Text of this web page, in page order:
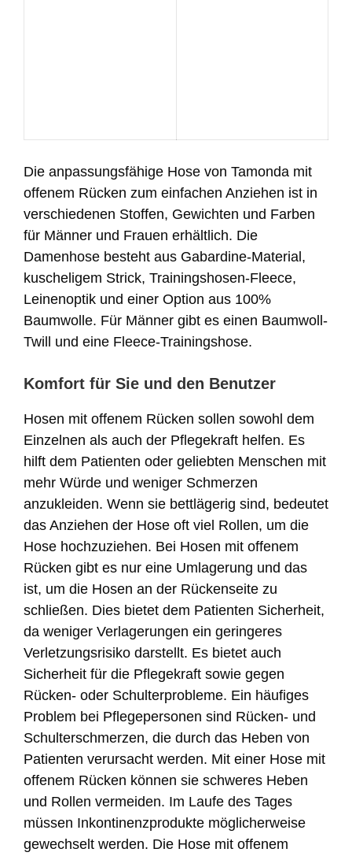
Die anpassungsfähige Hose von Tamonda mit
offenem Rücken zum einfachen Anziehen ist in
verschiedenen Stoffen, Gewichten und Farben
für Männer und Frauen erhältlich. Die
Damenhose besteht aus Gabardine-Material,
kuscheligem Strick, Trainingshosen-Fleece,
Leinenoptik und einer Option aus 100%
Baumwolle. Für Männer gibt es einen Baumwoll-
Twill und eine Fleece-Trainingshose.
Komfort für Sie und den Benutzer
Hosen mit offenem Rücken sollen sowohl dem
Einzelnen als auch der Pflegekraft helfen. Es
hilft dem Patienten oder geliebten Menschen mit
mehr Würde und weniger Schmerzen
anzukleiden. Wenn sie bettlägerig sind, bedeutet
das Anziehen der Hose oft viel Rollen, um die
Hose hochzuziehen. Bei Hosen mit offenem
Rücken gibt es nur eine Umlagerung und das
ist, um die Hosen an der Rückenseite zu
schließen. Dies bietet dem Patienten Sicherheit,
da weniger Verlagerungen ein geringeres
Verletzungsrisiko darstellt. Es bietet auch
Sicherheit für die Pflegekraft sowie gegen
Rücken- oder Schulterprobleme. Ein häufiges
Problem bei Pflegepersonen sind Rücken- und
Schulterschmerzen, die durch das Heben von
Patienten verursacht werden. Mit einer Hose mit
offenem Rücken können sie schweres Heben
und Rollen vermeiden. Im Laufe des Tages
müssen Inkontinenzprodukte möglicherweise
gewechselt werden. Die Hose mit offenem